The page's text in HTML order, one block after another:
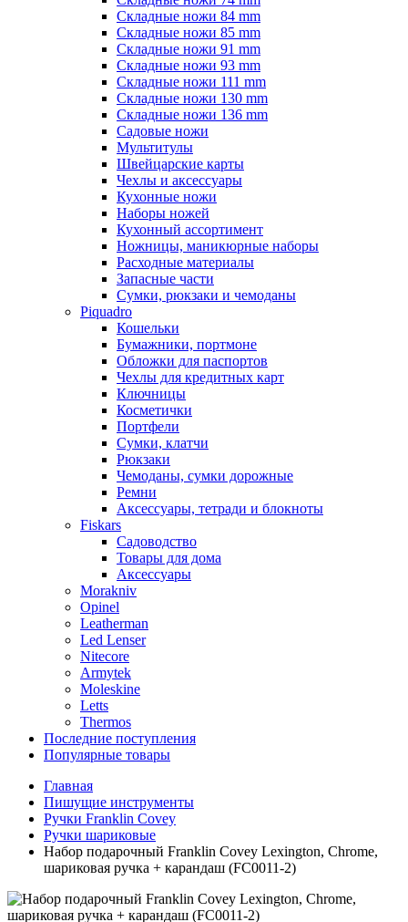
Складные ножи 84 mm
Складные ножи 85 mm
Складные ножи 91 mm
Складные ножи 93 mm
Складные ножи 111 mm
Складные ножи 130 mm
Складные ножи 136 mm
Садовые ножи
Мультитулы
Швейцарские карты
Чехлы и аксессуары
Кухонные ножи
Наборы ножей
Кухонный ассортимент
Ножницы, маникюрные наборы
Расходные материалы
Запасные части
Сумки, рюкзаки и чемоданы
Piquadro
Кошельки
Бумажники, портмоне
Обложки для паспортов
Чехлы для кредитных карт
Ключницы
Косметички
Портфели
Сумки, клатчи
Рюкзаки
Чемоданы, сумки дорожные
Ремни
Аксессуары, тетради и блокноты
Fiskars
Садоводство
Товары для дома
Аксессуары
Morakniv
Opinel
Leatherman
Led Lenser
Nitecore
Armytek
Moleskine
Letts
Thermos
Последние поступления
Популярные товары
Главная
Пишущие инструменты
Ручки Franklin Covey
Ручки шариковые
Набор подарочный Franklin Covey Lexington, Chrome,
шариковая ручка + карандаш (FC0011-2)